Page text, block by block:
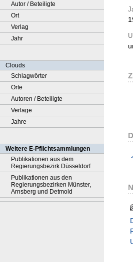
Autor / Beteiligte
Ort
Verlag
Jahr
Clouds
Schlagwörter
Orte
Autoren / Beteiligte
Verlage
Jahre
Weitere E-Pflichtsammlungen
Publikationen aus dem
Regierungsbezirk Düsseldorf
Publikationen aus den
Regierungsbezirken Münster,
Arnsberg und Detmold